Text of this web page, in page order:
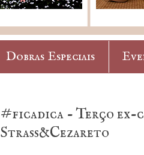
Dobras Especiais
#ficadica - Terço ex-
Strass&Cezareto